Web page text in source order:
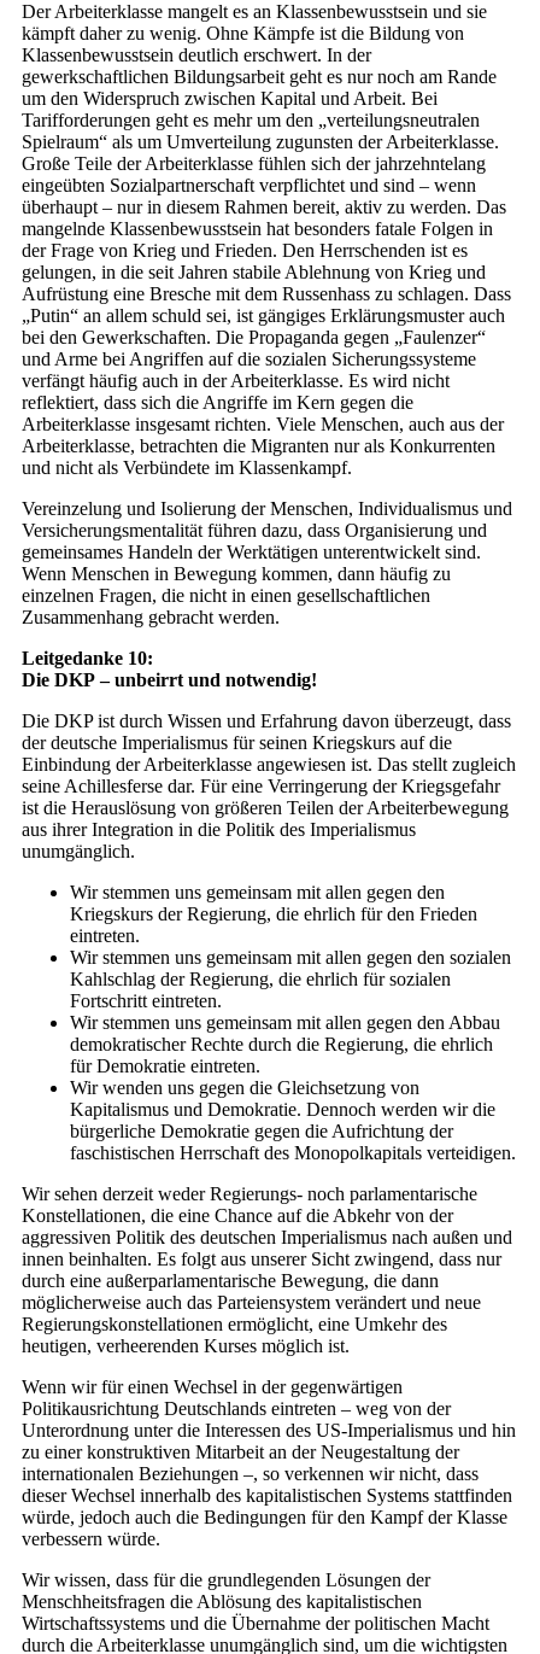
Der Arbeiterklasse mangelt es an Klassenbewusstsein und sie
kämpft daher zu wenig. Ohne Kämpfe ist die Bildung von
Klassenbewusstsein deutlich erschwert. In der
gewerkschaftlichen Bildungsarbeit geht es nur noch am Rande
um den Widerspruch zwischen Kapital und Arbeit. Bei
Tarifforderungen geht es mehr um den „verteilungsneutralen
Spielraum“ als um Umverteilung zugunsten der Arbeiterklasse.
Große Teile der Arbeiterklasse fühlen sich der jahrzehntelang
eingeübten Sozialpartnerschaft verpflichtet und sind – wenn
überhaupt – nur in diesem Rahmen bereit, aktiv zu werden. Das
mangelnde Klassenbewusstsein hat besonders fatale Folgen in
der Frage von Krieg und Frieden. Den Herrschenden ist es
gelungen, in die seit Jahren stabile Ablehnung von Krieg und
Aufrüstung eine Bresche mit dem Russenhass zu schlagen. Dass
„Putin“ an allem schuld sei, ist gängiges Erklärungsmuster auch
bei den Gewerkschaften. Die Propaganda gegen „Faulenzer“
und Arme bei Angriffen auf die sozialen Sicherungssysteme
verfängt häufig auch in der Arbeiterklasse. Es wird nicht
reflektiert, dass sich die Angriffe im Kern gegen die
Arbeiterklasse insgesamt richten. Viele Menschen, auch aus der
Arbeiterklasse, betrachten die Migranten nur als Konkurrenten
und nicht als Verbündete im Klassenkampf.
Vereinzelung und Isolierung der Menschen, Individualismus und
Versicherungsmentalität führen dazu, dass Organisierung und
gemeinsames Handeln der Werktätigen unterentwickelt sind.
Wenn Menschen in Bewegung kommen, dann häufig zu
einzelnen Fragen, die nicht in einen gesellschaftlichen
Zusammenhang gebracht werden.
Leitgedanke 10:
Die DKP – unbeirrt und notwendig!
Die DKP ist durch Wissen und Erfahrung davon überzeugt, dass
der deutsche Imperialismus für seinen Kriegskurs auf die
Einbindung der Arbeiterklasse angewiesen ist. Das stellt zugleich
seine Achillesferse dar. Für eine Verringerung der Kriegsgefahr
ist die Herauslösung von größeren Teilen der Arbeiterbewegung
aus ihrer Integration in die Politik des Imperialismus
unumgänglich.
Wir stemmen uns gemeinsam mit allen gegen den
Kriegskurs der Regierung, die ehrlich für den Frieden
eintreten.
Wir stemmen uns gemeinsam mit allen gegen den sozialen
Kahlschlag der Regierung, die ehrlich für sozialen
Fortschritt eintreten.
Wir stemmen uns gemeinsam mit allen gegen den Abbau
demokratischer Rechte durch die Regierung, die ehrlich
für Demokratie eintreten.
Wir wenden uns gegen die Gleichsetzung von
Kapitalismus und Demokratie. Dennoch werden wir die
bürgerliche Demokratie gegen die Aufrichtung der
faschistischen Herrschaft des Monopolkapitals verteidigen.
Wir sehen derzeit weder Regierungs- noch parlamentarische
Konstellationen, die eine Chance auf die Abkehr von der
aggressiven Politik des deutschen Imperialismus nach außen und
innen beinhalten. Es folgt aus unserer Sicht zwingend, dass nur
durch eine außerparlamentarische Bewegung, die dann
möglicherweise auch das Parteiensystem verändert und neue
Regierungskonstellationen ermöglicht, eine Umkehr des
heutigen, verheerenden Kurses möglich ist.
Wenn wir für einen Wechsel in der gegenwärtigen
Politikausrichtung Deutschlands eintreten – weg von der
Unterordnung unter die Interessen des US-Imperialismus und hin
zu einer konstruktiven Mitarbeit an der Neugestaltung der
internationalen Beziehungen –, so verkennen wir nicht, dass
dieser Wechsel innerhalb des kapitalistischen Systems stattfinden
würde, jedoch auch die Bedingungen für den Kampf der Klasse
verbessern würde.
Wir wissen, dass für die grundlegenden Lösungen der
Menschheitsfragen die Ablösung des kapitalistischen
Wirtschaftssystems und die Übernahme der politischen Macht
durch die Arbeiterklasse unumgänglich sind, um die wichtigsten